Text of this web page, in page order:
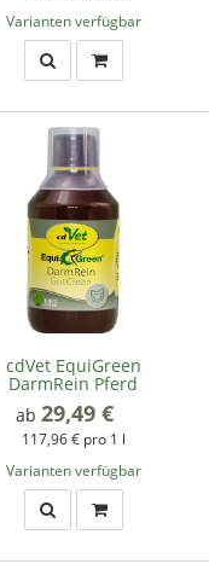
Varianten verfügbar
cdVet EquiGreen
DarmRein Pferd
ab 29,49 €
117,96 € pro 1 l
Varianten verfügbar